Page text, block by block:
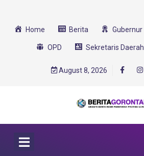
Home Berita Gubernur
OPD Sekretaris Daerah
August 8, 2026